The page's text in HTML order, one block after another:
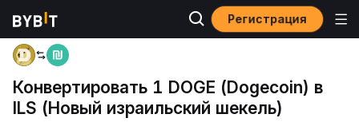
Регистрация
Главная
Конвертировать 1 DOGE (Dogecoin) в
ILS (Новый израильский шекель)